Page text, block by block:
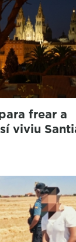
frear a
viviu